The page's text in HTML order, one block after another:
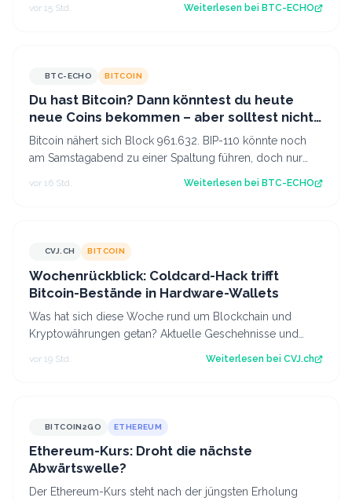
vor 15 Std. Weiterlesen bei BTC-ECHO
BTC-ECHO BITCOIN
Du hast Bitcoin? Dann könntest du heute
neue Coins bekommen – aber solltest nicht
verkaufen
Bitcoin nähert sich Block 961.632. BIP-110 könnte noch
am Samstagabend zu einer Spaltung führen, doch nur
wenige Miner signalisieren Zustimm…
vor 16 Std. Weiterlesen bei BTC-ECHO
CVJ.CHCVJ.CH BITCOIN
Wochenrückblick: Coldcard-Hack trifft
Bitcoin-Bestände in Hardware-Wallets
Was hat sich diese Woche rund um Blockchain und
Kryptowährungen getan? Aktuelle Geschehnisse und
vor 19 Std. Weiterlesen bei CVJ.ch
BITCOIN2GO ETHEREUM
Ethereum-Kurs: Droht die nächste
Abwärtswelle?
Der Ethereum-Kurs steht nach der jüngsten Erholung